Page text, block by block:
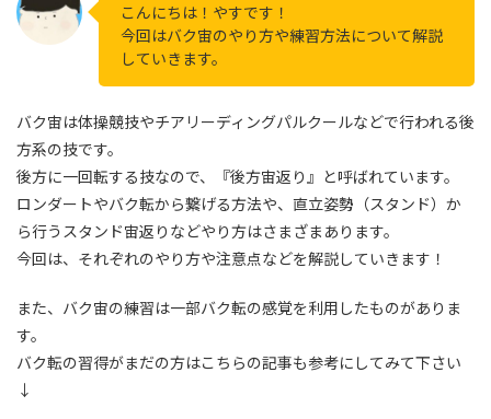
こんにちは！やすです！
今回はバク宙のやり方や練習方法について解説
していきます。
バク宙は体操競技やチアリーディングパルクールなどで行われる後
方系の技です。
後方に一回転する技なので、『後方宙返り』と呼ばれています。
ロンダートやバク転から繋げる方法や、直立姿勢（スタンド）か
ら行うスタンド宙返りなどやり方はさまざまあります。
今回は、それぞれのやり方や注意点などを解説していきます！
また、バク宙の練習は一部バク転の感覚を利用したものがありま
す。
バク転の習得がまだの方はこちらの記事も参考にしてみて下さい
↓